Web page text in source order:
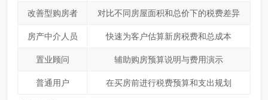
改善型购房者 对比不同房屋面积和总价下的税费差异
房产中介人员 快速为客户估算新房税费和总成本
置业顾问 辅助购房预算说明与费用演示
普通用户 在买房前进行税费预算和支出规划